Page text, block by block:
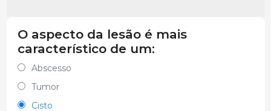
O aspecto da lesão é mais
característico de um:
Abscesso
Tumor
Cisto